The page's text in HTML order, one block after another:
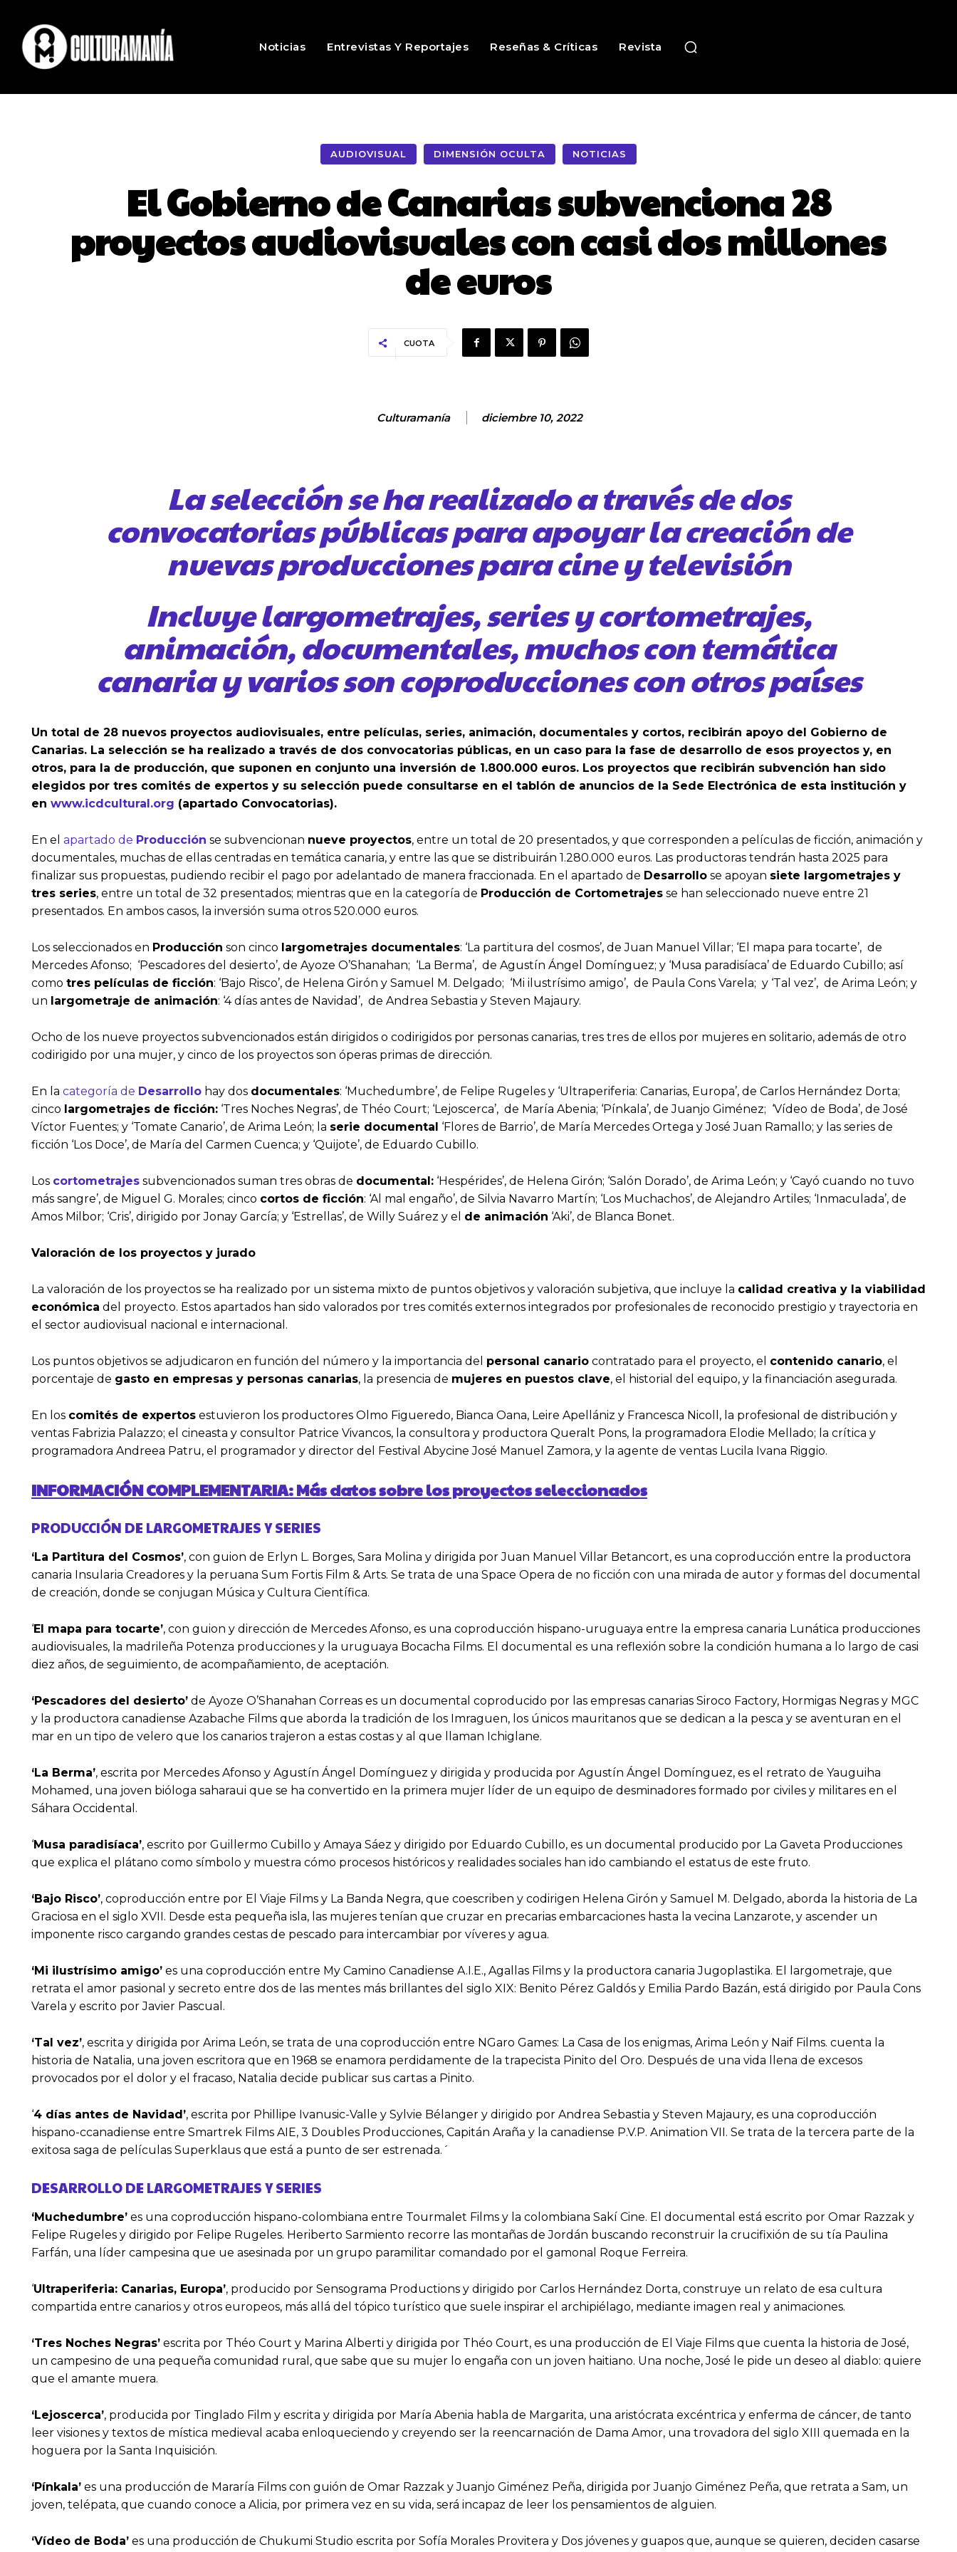
Noticias Entrevistas Y Reportajes Reseñas & Críticas Revista
AUDIOVISUAL DIMENSIÓN OCULTA NOTICIAS
El Gobierno de Canarias subvenciona 28
proyectos audiovisuales con casi dos millones
de euros
CUOTA
Culturamanía diciembre 10, 2022
La selección se ha realizado a través de dos
convocatorias públicas para apoyar la creación de
nuevas producciones para cine y televisión
Incluye largometrajes, series y cortometrajes,
animación, documentales, muchos con temática
canaria y varios son coproducciones con otros países
Un total de 28 nuevos proyectos audiovisuales, entre películas, series, animación, documentales y cortos, recibirán apoyo del Gobierno de
Canarias. La selección se ha realizado a través de dos convocatorias públicas, en un caso para la fase de desarrollo de esos proyectos y, en
otros, para la de producción, que suponen en conjunto una inversión de 1.800.000 euros. Los proyectos que recibirán subvención han sido
elegidos por tres comités de expertos y su selección puede consultarse en el tablón de anuncios de la Sede Electrónica de esta institución y
en www.icdcultural.org (apartado Convocatorias).
En el apartado de Producción se subvencionan nueve proyectos, entre un total de 20 presentados, y que corresponden a películas de ficción, animación y
documentales, muchas de ellas centradas en temática canaria, y entre las que se distribuirán 1.280.000 euros. Las productoras tendrán hasta 2025 para
finalizar sus propuestas, pudiendo recibir el pago por adelantado de manera fraccionada. En el apartado de Desarrollo se apoyan siete largometrajes y
tres series, entre un total de 32 presentados; mientras que en la categoría de Producción de Cortometrajes se han seleccionado nueve entre 21
presentados. En ambos casos, la inversión suma otros 520.000 euros.
Los seleccionados en Producción son cinco largometrajes documentales: ‘La partitura del cosmos’, de Juan Manuel Villar; ‘El mapa para tocarte’, de
Mercedes Afonso; ‘Pescadores del desierto’, de Ayoze O’Shanahan; ‘La Berma’, de Agustín Ángel Domínguez; y ‘Musa paradisíaca’ de Eduardo Cubillo; así
como tres películas de ficción: ‘Bajo Risco’, de Helena Girón y Samuel M. Delgado; ‘Mi ilustrísimo amigo’, de Paula Cons Varela; y ‘Tal vez’, de Arima León; y
un largometraje de animación: ‘4 días antes de Navidad’, de Andrea Sebastia y Steven Majaury.
Ocho de los nueve proyectos subvencionados están dirigidos o codirigidos por personas canarias, tres tres de ellos por mujeres en solitario, además de otro
codirigido por una mujer, y cinco de los proyectos son óperas primas de dirección.
En la categoría de Desarrollo hay dos documentales: ‘Muchedumbre’, de Felipe Rugeles y ‘Ultraperiferia: Canarias, Europa’, de Carlos Hernández Dorta;
cinco largometrajes de ficción: ‘Tres Noches Negras’, de Théo Court; ‘Lejoscerca’, de María Abenia; ‘Pínkala’, de Juanjo Giménez; ‘Vídeo de Boda’, de José
Víctor Fuentes; y ‘Tomate Canario’, de Arima León; la serie documental ‘Flores de Barrio’, de María Mercedes Ortega y José Juan Ramallo; y las series de
ficción ‘Los Doce’, de María del Carmen Cuenca; y ‘Quijote’, de Eduardo Cubillo.
Los cortometrajes subvencionados suman tres obras de documental: ‘Hespérides’, de Helena Girón; ‘Salón Dorado’, de Arima León; y ‘Cayó cuando no tuvo
más sangre’, de Miguel G. Morales; cinco cortos de ficción: ‘Al mal engaño’, de Silvia Navarro Martín; ‘Los Muchachos’, de Alejandro Artiles; ‘Inmaculada’, de
Amos Milbor; ‘Cris’, dirigido por Jonay García; y ‘Estrellas’, de Willy Suárez y el de animación ‘Aki’, de Blanca Bonet.
Valoración de los proyectos y jurado
La valoración de los proyectos se ha realizado por un sistema mixto de puntos objetivos y valoración subjetiva, que incluye la calidad creativa y la viabilidad
económica del proyecto. Estos apartados han sido valorados por tres comités externos integrados por profesionales de reconocido prestigio y trayectoria en
el sector audiovisual nacional e internacional.
Los puntos objetivos se adjudicaron en función del número y la importancia del personal canario contratado para el proyecto, el contenido canario, el
porcentaje de gasto en empresas y personas canarias, la presencia de mujeres en puestos clave, el historial del equipo, y la financiación asegurada.
En los comités de expertos estuvieron los productores Olmo Figueredo, Bianca Oana, Leire Apellániz y Francesca Nicoll, la profesional de distribución y
ventas Fabrizia Palazzo; el cineasta y consultor Patrice Vivancos, la consultora y productora Queralt Pons, la programadora Elodie Mellado; la crítica y
programadora Andreea Patru, el programador y director del Festival Abycine José Manuel Zamora, y la agente de ventas Lucila Ivana Riggio.
INFORMACIÓN COMPLEMENTARIA: Más datos sobre los proyectos seleccionados
PRODUCCIÓN DE LARGOMETRAJES Y SERIES
‘La Partitura del Cosmos’, con guion de Erlyn L. Borges, Sara Molina y dirigida por Juan Manuel Villar Betancort, es una coproducción entre la productora
canaria Insularia Creadores y la peruana Sum Fortis Film & Arts. Se trata de una Space Opera de no ficción con una mirada de autor y formas del documental
de creación, donde se conjugan Música y Cultura Científica.
‘El mapa para tocarte’, con guion y dirección de Mercedes Afonso, es una coproducción hispano-uruguaya entre la empresa canaria Lunática producciones
audiovisuales, la madrileña Potenza producciones y la uruguaya Bocacha Films. El documental es una reflexión sobre la condición humana a lo largo de casi
diez años, de seguimiento, de acompañamiento, de aceptación.
‘Pescadores del desierto’ de Ayoze O’Shanahan Correas es un documental coproducido por las empresas canarias Siroco Factory, Hormigas Negras y MGC
y la productora canadiense Azabache Films que aborda la tradición de los Imraguen, los únicos mauritanos que se dedican a la pesca y se aventuran en el
mar en un tipo de velero que los canarios trajeron a estas costas y al que llaman Ichiglane.
‘La Berma’, escrita por Mercedes Afonso y Agustín Ángel Domínguez y dirigida y producida por Agustín Ángel Domínguez, es el retrato de Yauguiha
Mohamed, una joven bióloga saharaui que se ha convertido en la primera mujer líder de un equipo de desminadores formado por civiles y militares en el
Sáhara Occidental.
‘Musa paradisíaca’, escrito por Guillermo Cubillo y Amaya Sáez y dirigido por Eduardo Cubillo, es un documental producido por La Gaveta Producciones
que explica el plátano como símbolo y muestra cómo procesos históricos y realidades sociales han ido cambiando el estatus de este fruto.
‘Bajo Risco’, coproducción entre por El Viaje Films y La Banda Negra, que coescriben y codirigen Helena Girón y Samuel M. Delgado, aborda la historia de La
Graciosa en el siglo XVII. Desde esta pequeña isla, las mujeres tenían que cruzar en precarias embarcaciones hasta la vecina Lanzarote, y ascender un
imponente risco cargando grandes cestas de pescado para intercambiar por víveres y agua.
‘Mi ilustrísimo amigo’ es una coproducción entre My Camino Canadiense A.I.E., Agallas Films y la productora canaria Jugoplastika. El largometraje, que
retrata el amor pasional y secreto entre dos de las mentes más brillantes del siglo XIX: Benito Pérez Galdós y Emilia Pardo Bazán, está dirigido por Paula Cons
Varela y escrito por Javier Pascual.
‘Tal vez’, escrita y dirigida por Arima León, se trata de una coproducción entre NGaro Games: La Casa de los enigmas, Arima León y Naif Films. cuenta la
historia de Natalia, una joven escritora que en 1968 se enamora perdidamente de la trapecista Pinito del Oro. Después de una vida llena de excesos
provocados por el dolor y el fracaso, Natalia decide publicar sus cartas a Pinito.
‘4 días antes de Navidad’, escrita por Phillipe Ivanusic-Valle y Sylvie Bélanger y dirigido por Andrea Sebastia y Steven Majaury, es una coproducción
hispano-ccanadiense entre Smartrek Films AIE, 3 Doubles Producciones, Capitán Araña y la canadiense P.V.P. Animation VII. Se trata de la tercera parte de la
exitosa saga de películas Superklaus que está a punto de ser estrenada.´
DESARROLLO DE LARGOMETRAJES Y SERIES
‘Muchedumbre’ es una coproducción hispano-colombiana entre Tourmalet Films y la colombiana Sakí Cine. El documental está escrito por Omar Razzak y
Felipe Rugeles y dirigido por Felipe Rugeles. Heriberto Sarmiento recorre las montañas de Jordán buscando reconstruir la crucifixión de su tía Paulina
Farfán, una líder campesina que ue asesinada por un grupo paramilitar comandado por el gamonal Roque Ferreira.
‘Ultraperiferia: Canarias, Europa’, producido por Sensograma Productions y dirigido por Carlos Hernández Dorta, construye un relato de esa cultura
compartida entre canarios y otros europeos, más allá del tópico turístico que suele inspirar el archipiélago, mediante imagen real y animaciones.
‘Tres Noches Negras’ escrita por Théo Court y Marina Alberti y dirigida por Théo Court, es una producción de El Viaje Films que cuenta la historia de José,
un campesino de una pequeña comunidad rural, que sabe que su mujer lo engaña con un joven haitiano. Una noche, José le pide un deseo al diablo: quiere
que el amante muera.
‘Lejoscerca’, producida por Tinglado Film y escrita y dirigida por María Abenia habla de Margarita, una aristócrata excéntrica y enferma de cáncer, de tanto
leer visiones y textos de mística medieval acaba enloqueciendo y creyendo ser la reencarnación de Dama Amor, una trovadora del siglo XIII quemada en la
hoguera por la Santa Inquisición.
‘Pínkala’ es una producción de Mararía Films con guión de Omar Razzak y Juanjo Giménez Peña, dirigida por Juanjo Giménez Peña, que retrata a Sam, un
joven, telépata, que cuando conoce a Alicia, por primera vez en su vida, será incapaz de leer los pensamientos de alguien.
‘Vídeo de Boda’ es una producción de Chukumi Studio escrita por Sofía Morales Provitera y Dos jóvenes y guapos que, aunque se quieren, deciden casarse